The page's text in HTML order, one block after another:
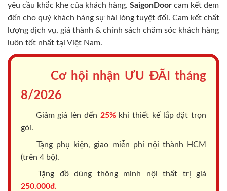
yêu cầu khắc khe của khách hàng. SaigonDoor cam kết đem
đến cho quý khách hàng sự hài lòng tuyệt đối. Cam kết chất
lượng dịch vụ, giá thành & chính sách chăm sóc khách hàng
luôn tốt nhất tại Việt Nam.
Cơ hội nhận ƯU ĐÃI tháng
8/2026
Giảm giá lên đến 25%khi thiết kế lắp đặt trọn
gói.
Tặng phụ kiện, giao miễn phí nội thành HCM
(trên 4 bộ).
Tặng đồ dùng thông minh nội thất trị giá
250.000đ.